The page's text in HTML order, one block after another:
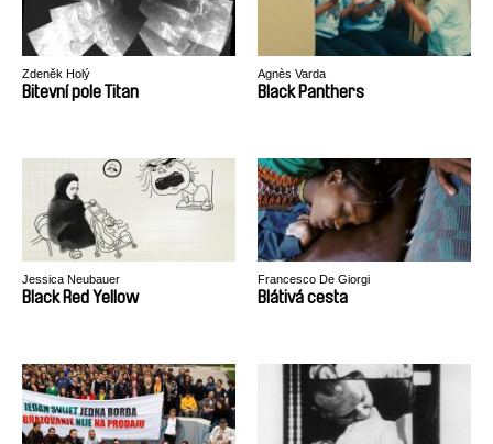
Zdeněk Holý
Bitevní pole Titan
Agnès Varda
Black Panthers
Jessica Neubauer
Black Red Yellow
Francesco De Giorgi
Blátivá cesta